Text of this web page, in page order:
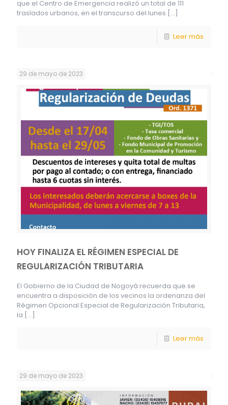
que el Centro de Emergencia realizó un total de 111
traslados urbanos, en el transcurso del lunes […]
Leer más
29 de mayo de 2023
HOY FINALIZA EL RÉGIMEN ESPECIAL DE
REGULARIZACIÓN TRIBUTARIA
El Gobierno de la Ciudad de Nogoyá recuerda que se
encuentra a disposición de los vecinos la ordenanza del
Régimen Opcional Especial de Regularización Tributaria,
la […]
Leer más
29 de mayo de 2023